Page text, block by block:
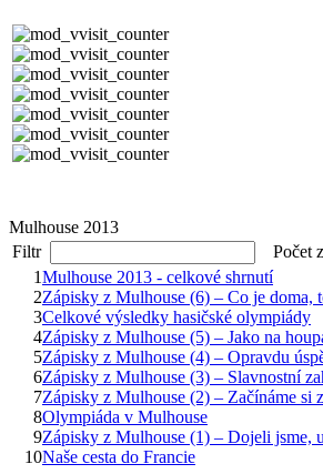
Mulhouse 2013
Filtr
Počet
1Mulhouse 2013 - celkové shrnutí
2Zápisky z Mulhouse (6) – Co je doma,
3Celkové výsledky hasičské olympiády
4Zápisky z Mulhouse (5) – Jako na
5Zápisky z Mulhouse (4) – Opravdu
6Zápisky z Mulhouse (3) – Slavnostní
7Zápisky z Mulhouse (2) – Začínáme si
8Olympiáda v Mulhouse
9Zápisky z Mulhouse (1) – Dojeli jsme,
10Naše cesta do Francie